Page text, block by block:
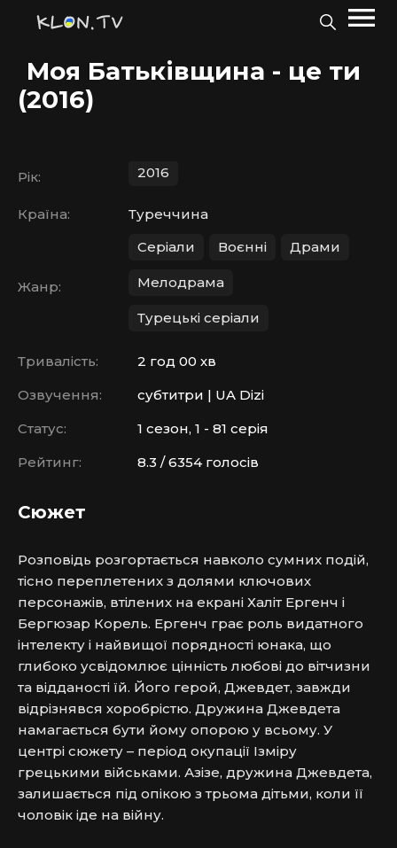
Моя Батьківщина - це ти
(2016)
Рік: 2016
Країна: Туреччина
Жанр:
Серіали Воєнні Драми
Мелодрама
Турецькі серіали
Тривалість:
2 год 00 хв
Озвучення:
субтитри | UA Dizi
Статус:
1 сезон, 1 - 81 серія
Рейтинг:
8.3 / 6354 голосів
Сюжет
Розповідь розгортається навколо сумних подій,
тісно переплетених з долями ключових
персонажів, втілених на екрані Халіт Ергенч і
Бергюзар Корель. Ергенч грає роль видатного
інтелекту і найвищої порядності юнака, що
глибоко усвідомлює цінність любові до вітчизни
та відданості їй. Його герой, Джевдет, завжди
відрізнявся хоробрістю. Дружина Джевдета
намагається бути йому опорою у всьому. У
центрі сюжету – період окупації Ізміру
грецькими військами. Азізе, дружина Джевдета,
залишається під опікою з трьома дітьми, коли її
чоловік іде на війну.